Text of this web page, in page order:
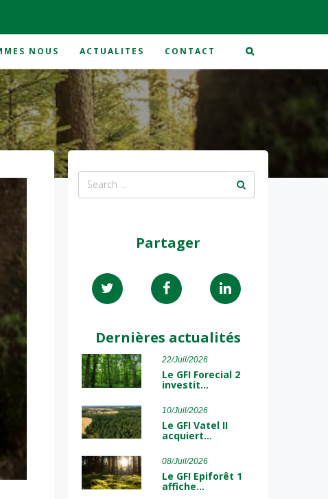
NOUS ACTUALITES CONTACT
Partager
Dernières actualités
22/Juil/2026
Le GFI Forecial 2
investit…
10/Juil/2026
Le GFI Vatel II
acquiert…
08/Juil/2026
Le GFI Epiforêt 1
affiche…